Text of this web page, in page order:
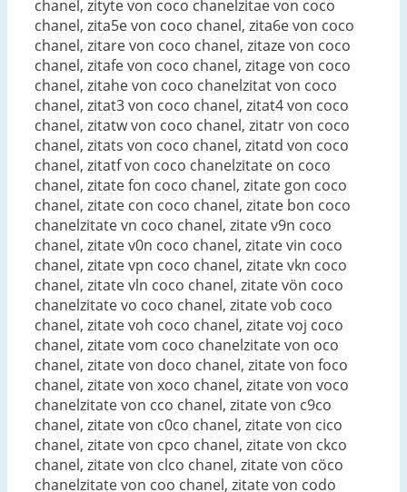
chanel, zityte von coco chanelzitae von coco
chanel, zita5e von coco chanel, zita6e von coco
chanel, zitare von coco chanel, zitaze von coco
chanel, zitafe von coco chanel, zitage von coco
chanel, zitahe von coco chanelzitat von coco
chanel, zitat3 von coco chanel, zitat4 von coco
chanel, zitatw von coco chanel, zitatr von coco
chanel, zitats von coco chanel, zitatd von coco
chanel, zitatf von coco chanelzitate on coco
chanel, zitate fon coco chanel, zitate gon coco
chanel, zitate con coco chanel, zitate bon coco
chanelzitate vn coco chanel, zitate v9n coco
chanel, zitate v0n coco chanel, zitate vin coco
chanel, zitate vpn coco chanel, zitate vkn coco
chanel, zitate vln coco chanel, zitate vön coco
chanelzitate vo coco chanel, zitate vob coco
chanel, zitate voh coco chanel, zitate voj coco
chanel, zitate vom coco chanelzitate von oco
chanel, zitate von doco chanel, zitate von foco
chanel, zitate von xoco chanel, zitate von voco
chanelzitate von cco chanel, zitate von c9co
chanel, zitate von c0co chanel, zitate von cico
chanel, zitate von cpco chanel, zitate von ckco
chanel, zitate von clco chanel, zitate von cöco
chanelzitate von coo chanel, zitate von codo